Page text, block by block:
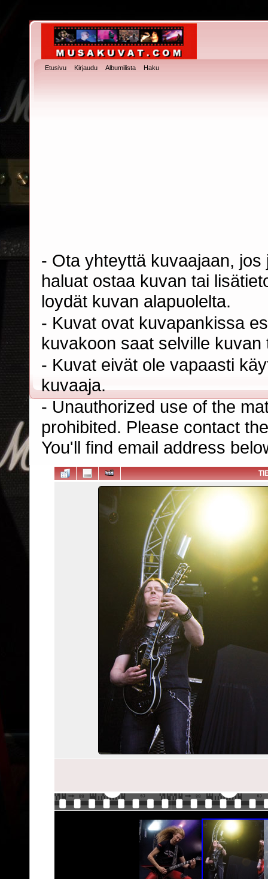
Etusivu Kirjaudu Albumilista Haku
- Ota yhteyttä kuvaajaan,
haluat ostaa kuvan tai
loydät kuvan alapuolelta.
- Kuvat ovat kuvapankissa
kuvakoon saat selville
- Kuvat eivät ole vapaasti
kuvaaja.
- Unauthorized use of the
prohibited. Please contact
You'll find email address